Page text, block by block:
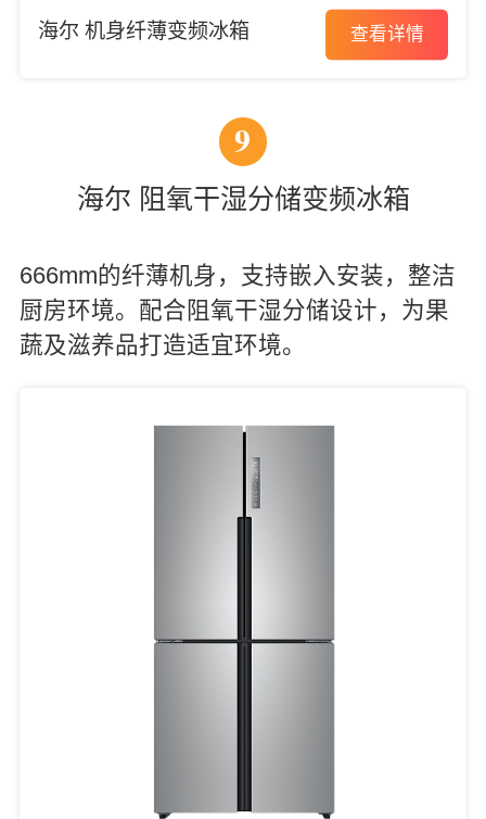
海尔 机身纤薄变频冰箱 查看详情
9
海尔 阻氧干湿分储变频冰箱
666mm的纤薄机身，支持嵌入安装，整洁
厨房环境。配合阻氧干湿分储设计，为果
蔬及滋养品打造适宜环境。